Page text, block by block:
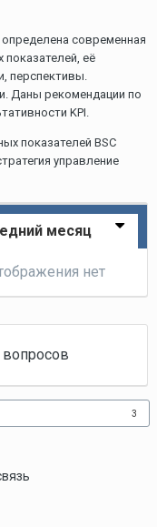
современная
её
перспективы.
Даны рекомендации по
KPI.
показателей BSC
управление
месяц
нет
3